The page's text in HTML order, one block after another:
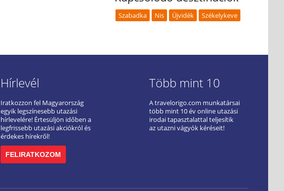
Szabadka Nis Újvidék Székelykeve
Hírlevél
Iratkozzon fel Magyarország
egyik legszínesebb utazási
hírlevelére! Értesüljön időben a
legfrissebb utazási akciókról és
érdekes hírekről!
FELIRATKOZOM
Több mint 10
A travelorigo.com munkatársai
több mint 10 év online utazási
irodai tapasztalattal teljesítik
az utazni vágyók kéréseit!